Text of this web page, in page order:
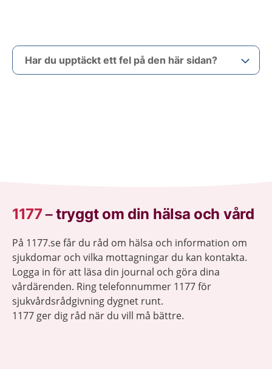
Har du upptäckt ett fel på den här sidan?
1177–tryggt om din hälsa och vård
På 1177.se får du råd om hälsa och information om
sjukdomar och vilka mottagningar du kan kontakta.
Logga in för att läsa din journal och göra dina
vårdärenden. Ring telefonnummer 1177 för
sjukvårdsrådgivning dygnet runt.
1177 ger dig råd när du vill må bättre.